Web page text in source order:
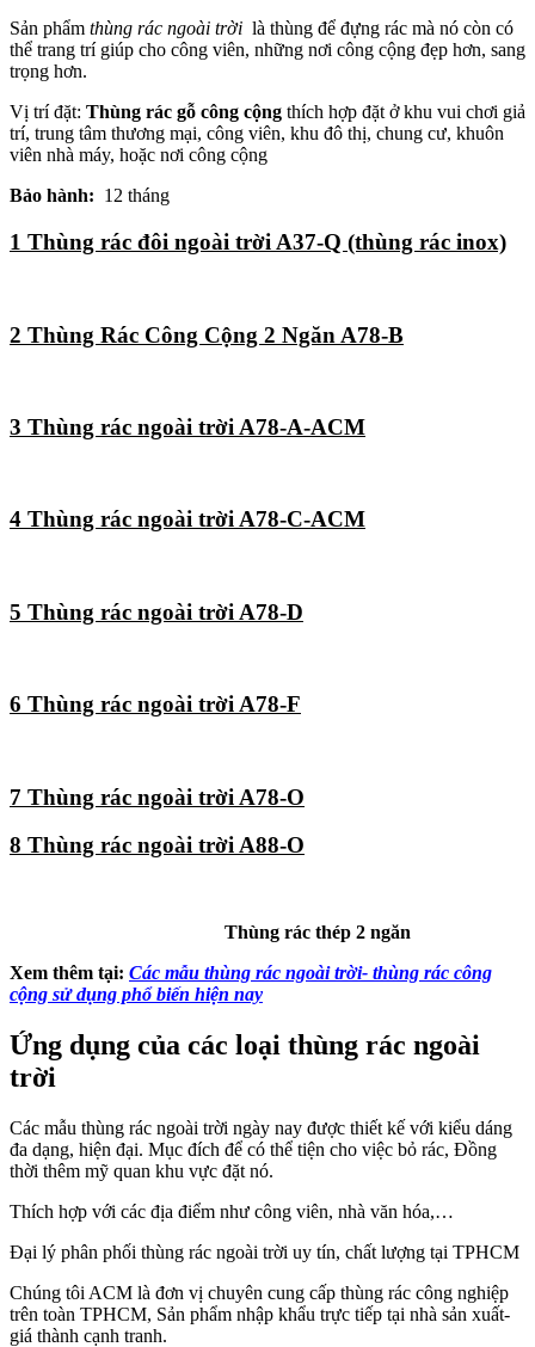
Sản phẩm thùng rác ngoài trời là thùng để đựng rác mà nó còn có
thể trang trí giúp cho công viên, những nơi công cộng đẹp hơn, sang
trọng hơn.
Vị trí đặt: Thùng rác gỗ công cộng thích hợp đặt ở khu vui chơi giả
trí, trung tâm thương mại, công viên, khu đô thị, chung cư, khuôn
viên nhà máy, hoặc nơi công cộng
Bảo hành: 12 tháng
1 Thùng rác đôi ngoài trời A37-Q (thùng rác inox)
2 Thùng Rác Công Cộng 2 Ngăn A78-B
3 Thùng rác ngoài trời A78-A-ACM
4 Thùng rác ngoài trời A78-C-ACM
5 Thùng rác ngoài trời A78-D
6 Thùng rác ngoài trời A78-F
7 Thùng rác ngoài trời A78-O
8 Thùng rác ngoài trời A88-O
Thùng rác thép 2 ngăn
Xem thêm tại: Các mẫu thùng rác ngoài trời- thùng rác công
cộng sử dụng phổ biến hiện nay
Ứng dụng của các loại thùng rác ngoài
trời
Các mẫu thùng rác ngoài trời ngày nay được thiết kế với kiểu dáng
đa dạng, hiện đại. Mục đích để có thể tiện cho việc bỏ rác, Đồng
thời thêm mỹ quan khu vực đặt nó.
Thích hợp với các địa điểm như công viên, nhà văn hóa,…
Đại lý phân phối thùng rác ngoài trời uy tín, chất lượng tại TPHCM
Chúng tôi ACM là đơn vị chuyên cung cấp thùng rác công nghiệp
trên toàn TPHCM, Sản phẩm nhập khẩu trực tiếp tại nhà sản xuất-
giá thành cạnh tranh.